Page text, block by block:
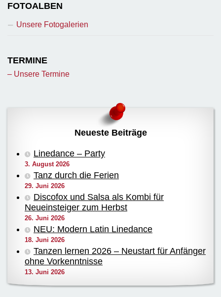
FOTOALBEN
Unsere Fotogalerien
TERMINE
– Unsere Termine
Neueste Beiträge
Linedance – Party
3. August 2026
Tanz durch die Ferien
29. Juni 2026
Discofox und Salsa als Kombi für
Neueinsteiger zum Herbst
26. Juni 2026
NEU: Modern Latin Linedance
18. Juni 2026
Tanzen lernen 2026 – Neustart für Anfänger
ohne Vorkenntnisse
13. Juni 2026